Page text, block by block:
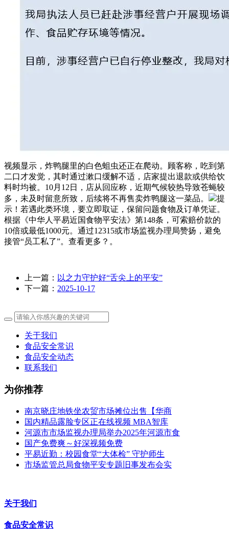
视频显示，炸鸭腿里的白色蛆虫还正在爬动。顾客称，吃到第
二口才发觉，其时通过漱口缓解不适，店家提出退款或供给饮
料时均被。10月12日，店从回应称，近期气候较热导致苍蝇较
多，未及时留意所致，后续将不再售卖炸鸭腿这一菜品。
提
示！若遇此类环境，要立即取证，保留问题食物及订单凭证。
根据《中华人平易近国食物平安法》第148条，可索赔价款的
10倍或最低1000元。通过12315或市场监视办理局赞扬，避免
接管“员工私了”。查看更多？。
上一篇： 以之力守护好“舌尖上的平安”
下一篇： 2025-10-17
关于我们
食品安全常识
食品安全动态
联系我们
为你推荐
南京晓庄地铁坐农贸市场摊位出售【华商
国内精品露脸专区正在线视频 MBA智库
河源市市场监视办理局举办2025年河源市食
国产免费爽～好深视频免费
平易近勤：校园食堂“大体检” 守护师生
市场监管总局食物平安专题旧事发布会实
关于我们
食品安全常识